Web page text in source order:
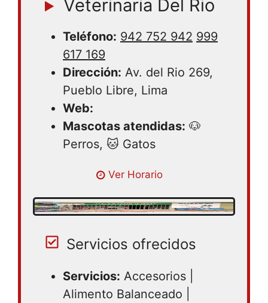
Veterinaria Del Rio
Teléfono: 942 752 942 999
617 169
Dirección: Av. del Rio 269,
Pueblo Libre, Lima
Web:
Mascotas atendidas: 🐶
Perros, 🐱 Gatos
Lunes 09:00 – 20:00 | Martes 09:00 –
09:00 – 20:00 | Viernes 09:00 – 20:00 |
Sabado 09:00 – 20:00
Ver Horario
Servicios ofrecidos
Servicios: Accesorios |
Alimento Balanceado |